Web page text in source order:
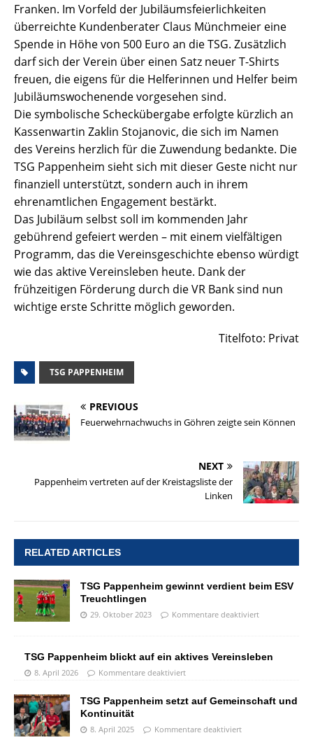
Franken. Im Vorfeld der Jubiläumsfeierlichkeiten
überreichte Kundenberater Claus Münchmeier eine
Spende in Höhe von 500 Euro an die TSG. Zusätzlich
darf sich der Verein über einen Satz neuer T-Shirts
freuen, die eigens für die Helferinnen und Helfer beim
Jubiläumswochenende vorgesehen sind.
Die symbolische Scheckübergabe erfolgte kürzlich an
Kassenwartin Zaklin Stojanovic, die sich im Namen
des Vereins herzlich für die Zuwendung bedankte. Die
TSG Pappenheim sieht sich mit dieser Geste nicht nur
finanziell unterstützt, sondern auch in ihrem
ehrenamtlichen Engagement bestärkt.
Das Jubiläum selbst soll im kommenden Jahr
gebührend gefeiert werden – mit einem vielfältigen
Programm, das die Vereinsgeschichte ebenso würdigt
wie das aktive Vereinsleben heute. Dank der
frühzeitigen Förderung durch die VR Bank sind nun
wichtige erste Schritte möglich geworden.
Titelfoto: Privat
TSG PAPPENHEIM
PREVIOUS
Feuerwehrnachwuchs in Göhren zeigte sein Können
NEXT
Pappenheim vertreten auf der Kreistagsliste der
Linken
RELATED ARTICLES
TSG Pappenheim gewinnt verdient beim ESV
Treuchtlingen
29. Oktober 2023 Kommentare deaktiviert
TSG Pappenheim blickt auf ein aktives Vereinsleben
8. April 2026 Kommentare deaktiviert
TSG Pappenheim setzt auf Gemeinschaft und
Kontinuität
8. April 2025 Kommentare deaktiviert